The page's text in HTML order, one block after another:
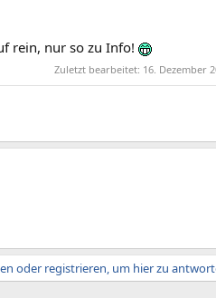
rein, nur so zu Info!
Zuletzt bearbeitet: 16. Dezember
oder registrieren, um hier zu